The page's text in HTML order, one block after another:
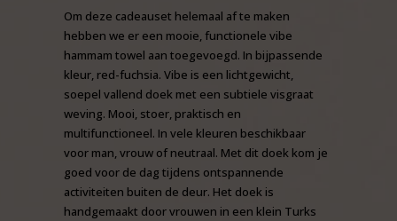
Om deze cadeauset helemaal af te maken
hebben we er een mooie, functionele vibe
hammam towel aan toegevoegd. In bijpassende
kleur, red-fuchsia. Vibe is een lichtgewicht,
soepel vallend doek met een subtiele visgraat
weving. Mooi, stoer, praktisch en
multifunctioneel. In vele kleuren beschikbaar
voor man, vrouw of neutraal. Met dit doek kom je
goed voor de dag tijdens ontspannende
activiteiten buiten de deur. Het doek is
handgemaakt door vrouwen in een klein Turks